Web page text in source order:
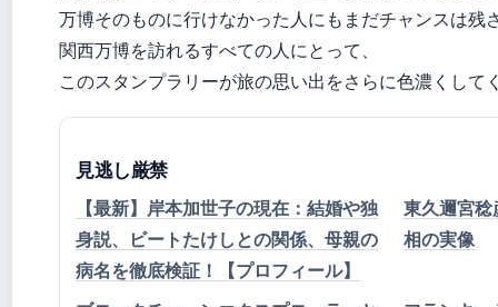
万博そのものに行けなかった人にもまだチャンスは残
関西万博を訪れるすべての人にとって、
このスタンプラリーが旅の思い出をさらに色濃くして
見逃し厳禁
【最新】岸本加世子の現在：結婚や独
身説、ビートたけしとの関係、母親の
病名を徹底検証！【プロフィール】
東久邇宮稔
相の実像